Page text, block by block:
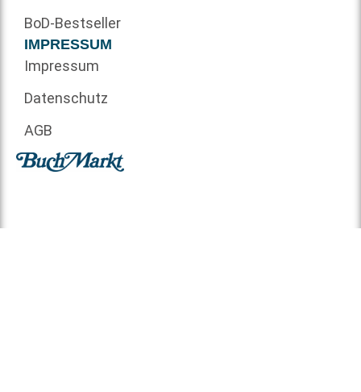
BoD-Bestseller
IMPRESSUM
Impressum
Datenschutz
AGB